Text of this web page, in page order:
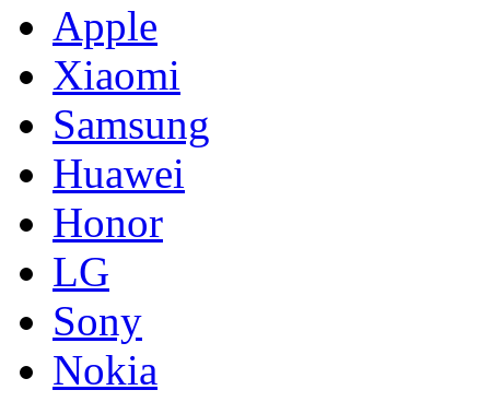
Apple
Xiaomi
Samsung
Huawei
Honor
LG
Sony
Nokia